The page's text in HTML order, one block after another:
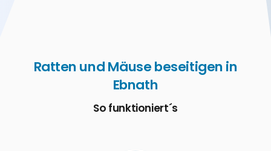
Ratten und Mäuse beseitigen in
Ebnath
So funktioniert´s